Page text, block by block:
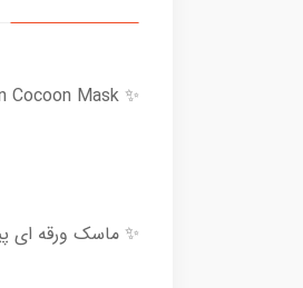
✨ JM Solution : Water Luminous Golden Cocoon Mask ✨
✨ ماسک ورقه ای